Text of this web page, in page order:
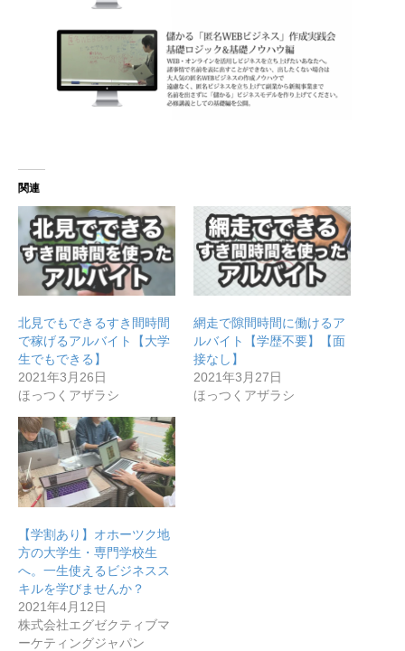
関連
北見でもできるすき間時間
で稼げるアルバイト【大学
生でもできる】
2021年3月26日
ほっつくアザラシ
網走で隙間時間に働けるア
ルバイト【学歴不要】【面
接なし】
2021年3月27日
ほっつくアザラシ
【学割あり】オホーツク地
方の大学生・専門学校生
へ。一生使えるビジネスス
キルを学びませんか？
2021年4月12日
株式会社エグゼクティブマ
ーケティングジャパン